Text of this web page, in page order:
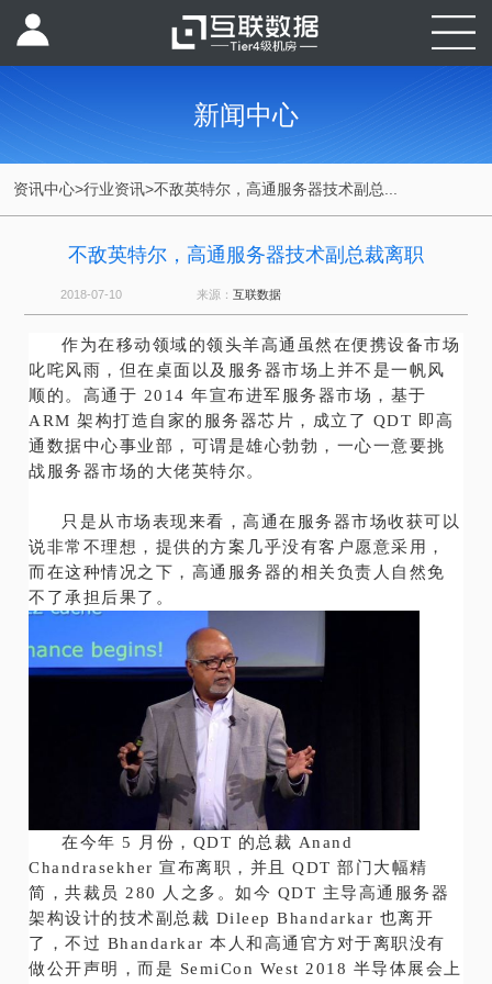
新闻中心
资讯中心>行业资讯>不敌英特尔，高通服务器技术副总...
不敌英特尔，高通服务器技术副总裁离职
2018-07-10 来源： 互联数据
作为在移动领域的领头羊高通虽然在便携设备市场
叱咤风雨，但在桌面以及服务器市场上并不是一帆风
顺的。高通于 2014 年宣布进军服务器市场，基于
ARM 架构打造自家的服务器芯片，成立了 QDT 即高
通数据中心事业部，可谓是雄心勃勃，一心一意要挑
战服务器市场的大佬英特尔。
只是从市场表现来看，高通在服务器市场收获可以
说非常不理想，提供的方案几乎没有客户愿意采用，
而在这种情况之下，高通服务器的相关负责人自然免
不了承担后果了。
在今年 5 月份，QDT 的总裁 Anand
Chandrasekher 宣布离职，并且 QDT 部门大幅精
简，共裁员 280 人之多。如今 QDT 主导高通服务器
架构设计的技术副总裁 Dileep Bhandarkar 也离开
了，不过 Bhandarkar 本人和高通官方对于离职没有
做公开声明，而是 SemiCon West 2018 半导体展会上